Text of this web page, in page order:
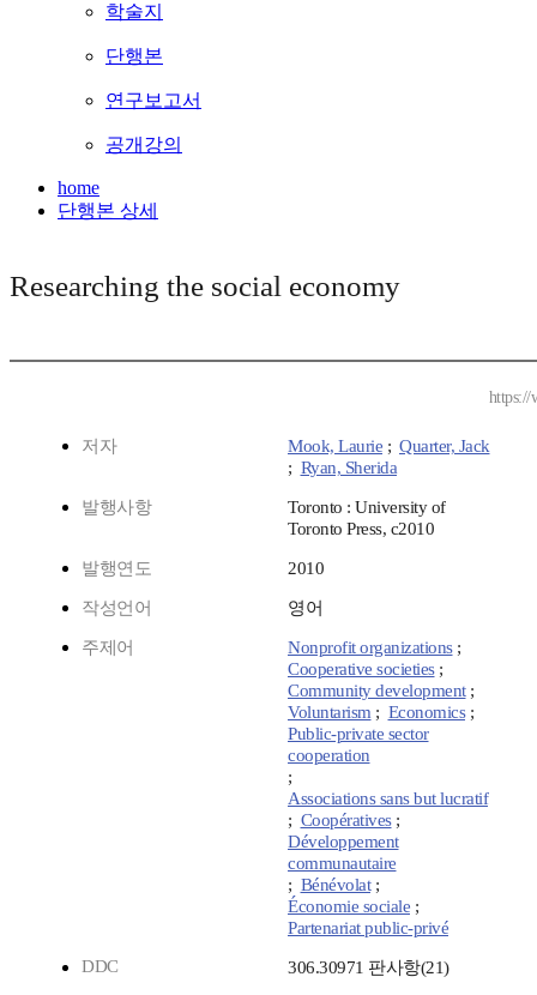
학술지
단행본
연구보고서
공개강의
home
단행본 상세
Researching the social economy
https://
저자 Mook, Laurie ; Quarter, Jack
; Ryan, Sherida
발행사항
Toronto : University of
Toronto Press, c2010
발행연도 2010
작성언어 영어
주제어 Nonprofit organizations;
Cooperative societies;
Community development;
Voluntarism; Economics;
Public-private sector
cooperation
;
Associations sans but lucratif
; Coopératives;
Développement
communautaire
; Bénévolat;
Économie sociale ;
Partenariat public-privé
DDC
306.30971 판사항(21)